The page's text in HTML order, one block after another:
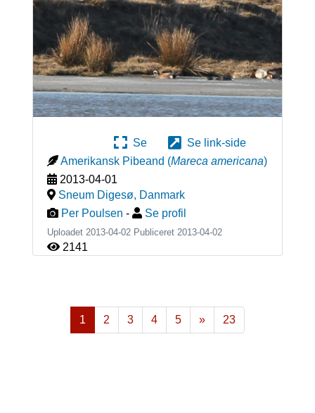
Se
Se link-side
Amerikansk Pibeand (Mareca americana)
2013-04-01
Sneum Digesø, Danmark
Per Poulsen - Se profil
Uploadet 2013-04-02 Publiceret 2013-04-02
2141
1 2 3 4 5
»
Næste
23